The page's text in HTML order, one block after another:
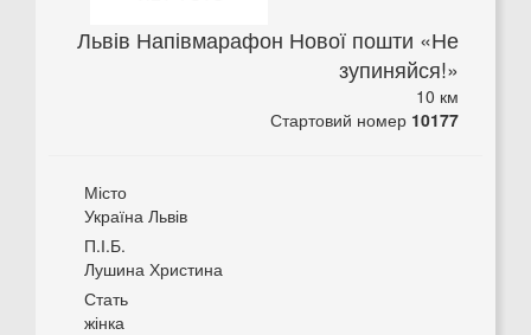
Львів Напівмарафон Нової пошти «Не
зупиняйся!»
10 км
Стартовий номер 10177
Місто
Україна Львів
П.І.Б.
Лушина Христина
Стать
жінка